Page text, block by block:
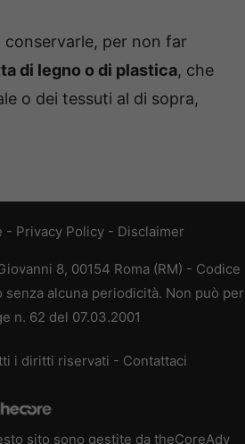
conservarle, per non far
di legno o di plastica, che
o dei tessuti al di sopra,
- Privacy Policy - Disclaimer
8, 00154 Roma (RM) -
alcuna periodicità. Non può
n. 62 del 07.03.2001
i diritti riservati - Contattaci
sito sono gestite da theCoreAdv